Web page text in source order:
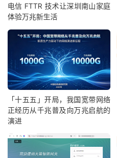
电信 FTTR 技术让深圳南山家庭
体验万兆新生活
「十五五」开局，我国宽带网络
正经历从千兆普及向万兆启航的
演进